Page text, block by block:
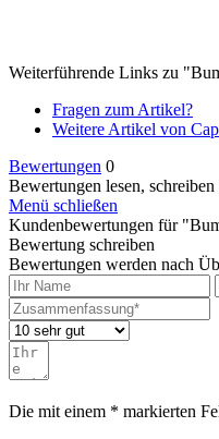
Weiterführende Links zu
Fragen zum Artikel?
Weitere Artikel von
Bewertungen 0
Bewertungen lesen,
Menü schließen
Kundenbewertungen für
Bewertung schreiben
Bewertungen werden nach
Die mit einem * markierten